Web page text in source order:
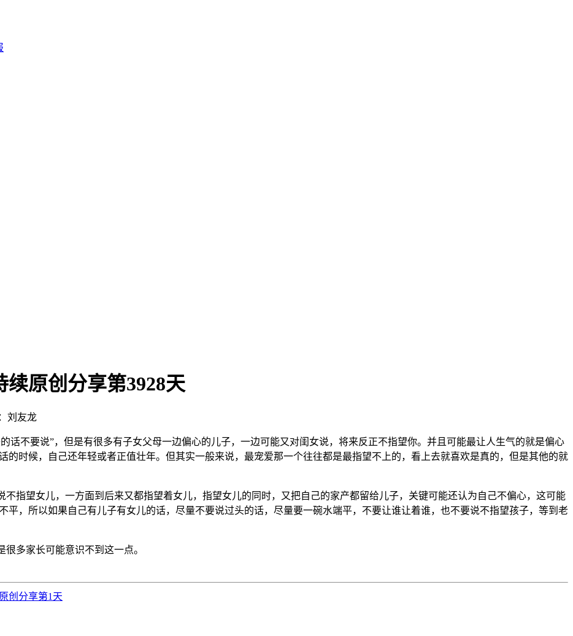
续原创分享第3928天
刘友龙
话不要说”，但是有很多有子女父母一边偏心的儿子，一边可能又对闺女说，将来反正不指望你。并且可能最让人生气的就是偏心
的时候，自己还年轻或者正值壮年。但其实一般来说，最宠爱那一个往往都是最指望不上的，看上去就喜欢是真的，但是其他的就
望女儿，一方面到后来又都指望着女儿，指望女儿的同时，又把自己的家产都留给儿子，关键可能还认为自己不偏心，这可能
平，所以如果自己有儿子有女儿的话，尽量不要说过头的话，尽量要一碗水端平，不要让谁让着谁，也不要说不指望孩子，等到老
多家长可能意识不到这一点。
创分享第1天